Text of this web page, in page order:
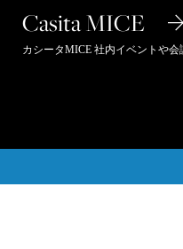
Casita MICE
カシータMICE 社内イベントや会